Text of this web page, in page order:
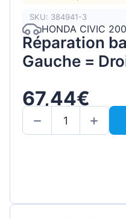
SKU: 384941-3
HONDA CIVIC
Réparation
Gauche =
67,44€